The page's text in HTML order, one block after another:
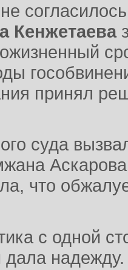
Кенжетаева
принял
суда
что
с одной
надежду.